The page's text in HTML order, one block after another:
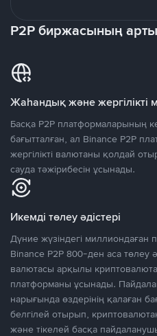
P2P биржасының
Жаһандық және жергілікті
Басқа P2P платформаларының
бағытталған, ал Binance P2P
жергілікті валютаны қолдай
сауда тәжірибесін ұсынады.
Икемді төлеу әдістері
Дүние жүзіндегі миллиондаған
Binance P2P 800-ден аса төлеу
валютасы арқылы
платформаны ұсынады.
нарығында өздерінің қалаған
белгілей отырып,
және тікелей басқа